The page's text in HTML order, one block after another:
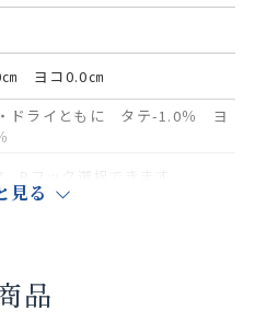
㎝ ヨコ0.0㎝
ドライともに タテ-1.0％ ヨ
なります。
ただけます。
見る
品